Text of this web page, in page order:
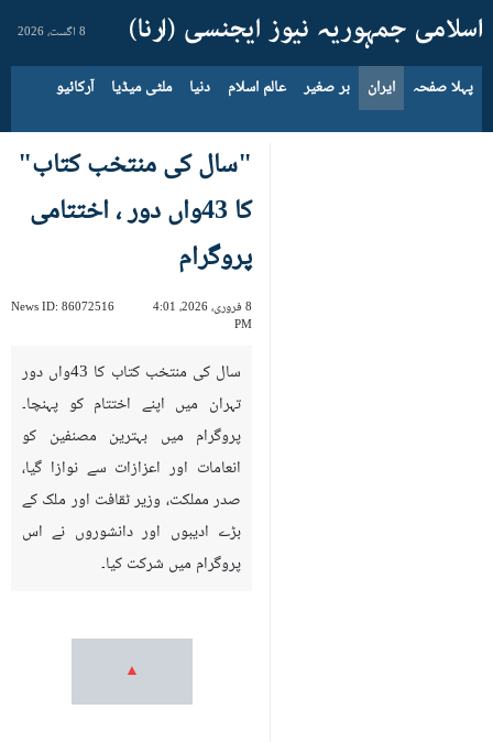
8 اگست، 2026
پہلا صفحہ ایران بر صغیر عالم اسلام دنیا ملٹی میڈیا آرکائیو
"سال کی منتخب کتاب"
کا 43واں دور ، اختتامی
پروگرام
8 فروری، 2026، 4:01
PM
News ID: 86072516
سال کی منتخب کتاب کا 43واں دور
تہران میں اپنے اختتام کو پہنچا۔
پروگرام میں بہترین مصنفین کو
انعامات اور اعزازات سے نوازا گیا،
صدر مملکت، وزیر ٹقافت اور ملک کے
بڑے ادیبوں اور دانشوروں نے اس
پروگرام میں شرکت کیا۔